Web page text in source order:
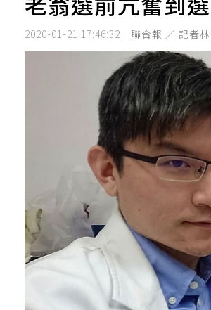
2020-01-21 17:46:32 聯合報 ／ 記者